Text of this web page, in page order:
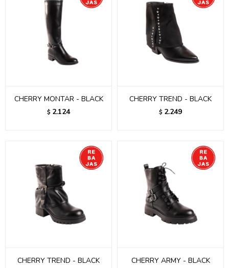
CHERRY MONTAR - BLACK
$ 2.124
CHERRY TREND - BLACK
$ 2.249
CHERRY TREND - BLACK CHERRY ARMY - BLACK